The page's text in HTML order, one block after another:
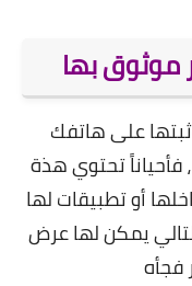
على هاتفك
فأحياناً تحتوي هذة
أو تطبيقات لها
يمكن لها عرض
فجأه